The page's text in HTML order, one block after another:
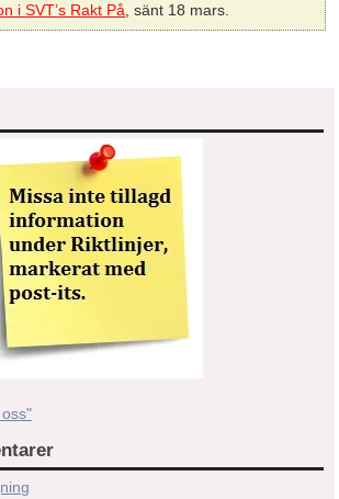
i SVT’s Rakt På , sänt 18 mars.